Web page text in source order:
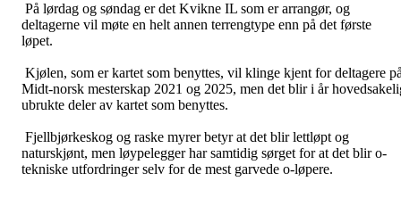
På lørdag og søndag er det Kvikne IL som er arrangør, og
deltagerne vil møte en helt annen terrengtype enn på det første
løpet.
Kjølen, som er kartet som benyttes, vil klinge kjent for deltagere
Midt-norsk mesterskap 2021 og 2025, men det blir i år
ubrukte deler av kartet som benyttes.
Fjellbjørkeskog og raske myrer betyr at det blir lettløpt og
naturskjønt, men løypelegger har samtidig sørget for at det blir o-
tekniske utfordringer selv for de mest garvede o-løpere.